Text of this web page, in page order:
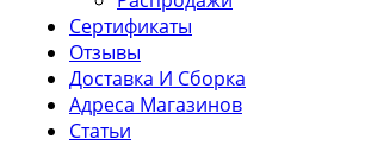
Сертификаты
Отзывы
Доставка И Сборка
Адреса Магазинов
Статьи